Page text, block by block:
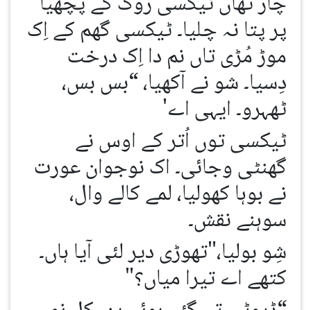
پر پتا نہ چلیا۔ ٹیکسی گھم کے اِک
موڑ مُڑی تاں نم دا اِک درخت
دِسیا۔ شو نے آکھیا، “بس بس،
ٹھہرو۔ ایہی اے'
ٹیکسی توں اُتر کے اوس نے
گھنٹی وجائی۔ اک نوجوان عورت
نے بوہا کھولیا، لمے کالے وال،
سوہنے نقش۔
شِو بولیا،"تھوڑی دیر لئی آیا ہاں۔
کتھے اے تیرا میاں؟"